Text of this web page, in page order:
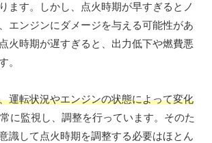
ます。しかし、点火時期が早すぎるとノ
エンジンにダメージを与える可能性があ
火時期が遅すぎると、出力低下や燃費悪
。
運転状況やエンジンの状態によって変化
に監視し、調整を行っています。そのた
識して点火時期を調整する必要はほとん